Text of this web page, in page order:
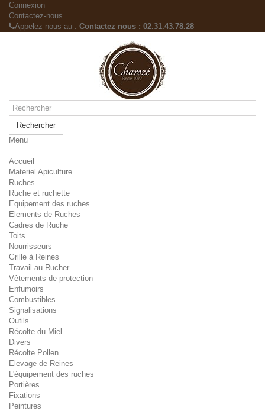
Connexion
Contactez-nous
Appelez-nous au : Contactez nous : 02.31.43.78.28
Rechercher
Menu
Accueil
Materiel Apiculture
Ruches
Ruche et ruchette
Equipement des ruches
Elements de Ruches
Cadres de Ruche
Toits
Nourrisseurs
Grille à Reines
Travail au Rucher
Vêtements de protection
Enfumoirs
Combustibles
Signalisations
Outils
Récolte du Miel
Divers
Récolte Pollen
Elevage de Reines
L'équipement des ruches
Portières
Fixations
Peintures